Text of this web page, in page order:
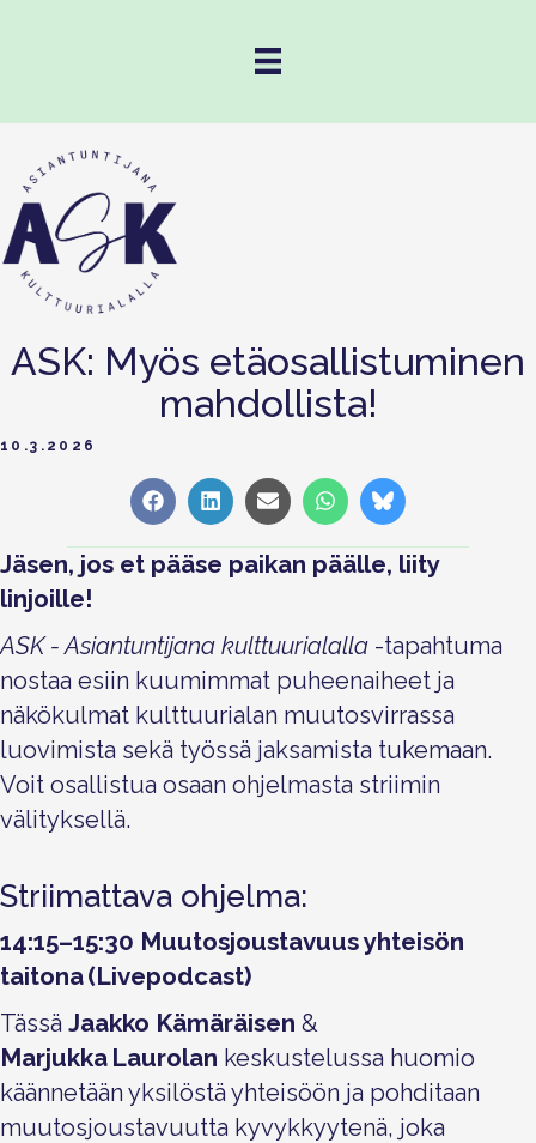
ASK: Myös etäosallistuminen
mahdollista!
10.3.2026
Share
on
Facebook
Share
on
LinkedIn
Share
on
Sähköposti
Share
on
WhatsApp
Share
on
Bluesky
Jäsen, jos et pääse paikan päälle, liity
linjoille!
ASK - Asiantuntijana kulttuurialalla -tapahtuma
nostaa esiin kuumimmat puheenaiheet ja
näkökulmat kulttuurialan muutosvirrassa
luovimista sekä työssä jaksamista tukemaan.
Voit osallistua osaan ohjelmasta striimin
välityksellä.
Striimattava ohjelma:
14:15–15:30 Muutosjoustavuus yhteisön
taitona (Livepodcast)
Tässä Jaakko Kämäräisen &
Marjukka Laurolan keskustelussa huomio
käännetään yksilöstä yhteisöön ja pohditaan
muutosjoustavuutta kyvykkyytenä, joka